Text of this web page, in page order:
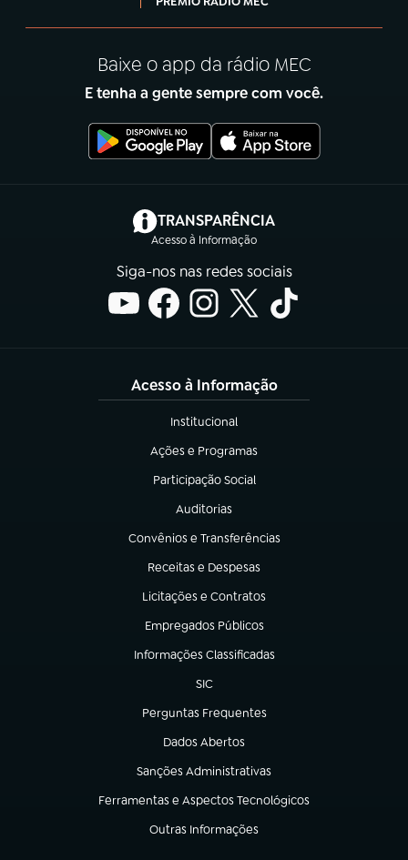
Baixe o app da rádio MEC
E tenha a gente sempre com você.
TRANSPARÊNCIA
Acesso à Informação
(abre em nova aba)
Siga-nos nas redes sociais
Acesso à Informação
Institucional
(abre em nova aba)
Ações e Programas
(abre em nova aba)
Participação Social
(abre em nova aba)
Auditorias
(abre em nova aba)
Convênios e Transferências
(abre em nova aba)
Receitas e Despesas
(abre em nova aba)
Licitações e Contratos
(abre em nova aba)
Empregados Públicos
(abre em nova aba)
Informações Classificadas
(abre em nova aba)
SIC
(abre em nova aba)
Perguntas Frequentes
(abre em nova aba)
Dados Abertos
(abre em nova aba)
Sanções Administrativas
(abre em nova aba)
Ferramentas e Aspectos Tecnológicos
(abre em nova aba)
Outras Informações
(abre em nova aba)